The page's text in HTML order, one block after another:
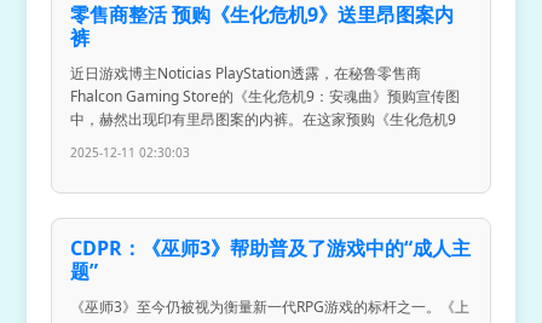
零售商整活 预购《生化危机9》送里昂图案内
裤
近日游戏博主Noticias PlayStation透露，在秘鲁零售商
Fhalcon Gaming Store的《生化危机9：安魂曲》预购宣传图
中，赫然出现印有里昂图案的内裤。在这家预购《生化危机9
2025-12-11 02:30:03
CDPR：《巫师3》帮助普及了游戏中的“成人主
题”
《巫师3》至今仍被视为衡量新一代RPG游戏的标杆之一。《上